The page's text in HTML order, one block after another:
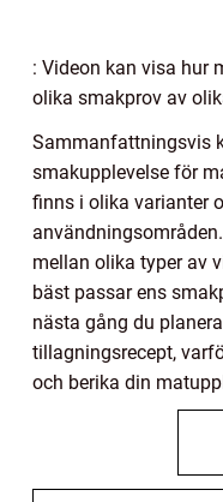
: Videon kan visa hur
olika smakprov av
Sammanfattningsvis
smakupplevelse för
finns i olika varianter
mellan olika typer av
bäst passar ens
nästa gång du
tillagningsrecept,
och berika din